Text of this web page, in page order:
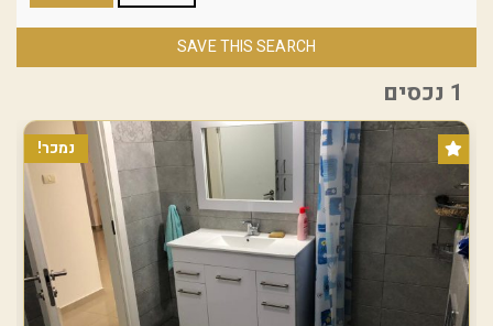
SAVE THIS SEARCH
1 נכסים
נמכר!